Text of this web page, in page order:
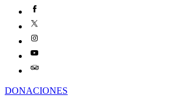
DONACIONES